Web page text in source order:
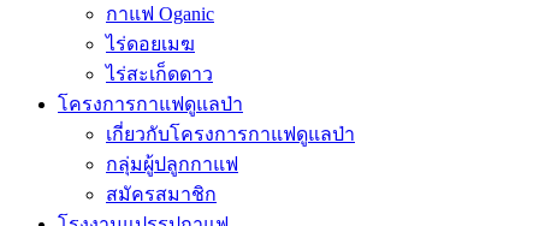
กาแฟ Oganic
ไร่ดอยเมฆ
ไร่สะเก็ดดาว
โครงการกาแฟดูแลป่า
เกี่ยวกับโครงการกาแฟดูแลป่า
กลุ่มผู้ปลูกกาแฟ
สมัครสมาชิก